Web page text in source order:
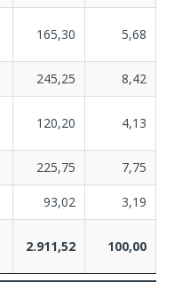
165,30 5,68
245,25 8,42
120,20 4,13
225,75 7,75
93,02 3,19
2.911,52 100,00